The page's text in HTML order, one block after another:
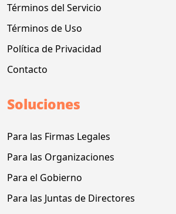
Términos del Servicio
Términos de Uso
Política de Privacidad
Contacto
Soluciones
Para las Firmas Legales
Para las Organizaciones
Para el Gobierno
Para las Juntas de Directores